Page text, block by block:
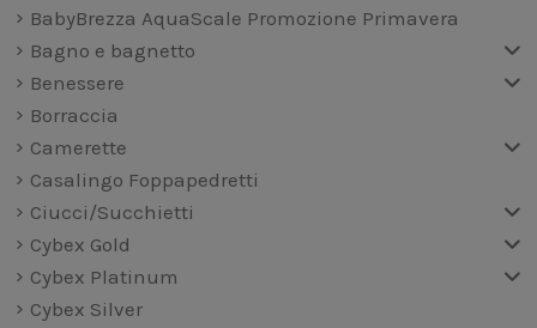
BabyBrezza AquaScale Promozione Primavera
Bagno e bagnetto
Benessere
Borraccia
Camerette
Casalingo Foppapedretti
Ciucci/Succhietti
Cybex Gold
Cybex Platinum
Cybex Silver